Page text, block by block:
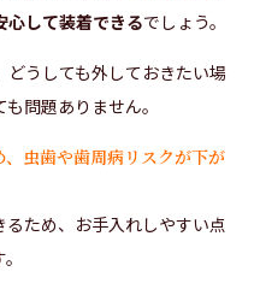
心して装着できるでしょう。
うしても外しておきたい場
問題ありません。
虫歯や歯周病リスクが下が
ため、お手入れしやすい点